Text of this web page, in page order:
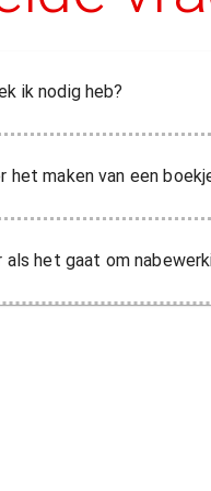
ik nodig heb?
het maken van een
het gaat om